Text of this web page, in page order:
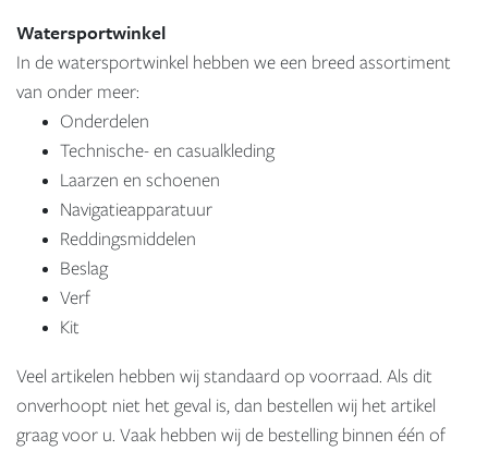
Watersportwinkel
In de watersportwinkel hebben we een breed assortiment
van onder meer:
Onderdelen
Technische- en casualkleding
Laarzen en schoenen
Navigatieapparatuur
Reddingsmiddelen
Beslag
Verf
Kit
Veel artikelen hebben wij standaard op voorraad. Als dit
onverhoopt niet het geval is, dan bestellen wij het artikel
graag voor u. Vaak hebben wij de bestelling binnen één of